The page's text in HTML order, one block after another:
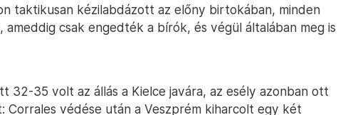
taktikusan kézilabdázott az előny birtokában, minden
csak engedték a bírók, és végül általában meg is
32-35 volt az állás a Kielce javára, az esély azonban ott
Corrales védése után a Veszprém kiharcolt egy két